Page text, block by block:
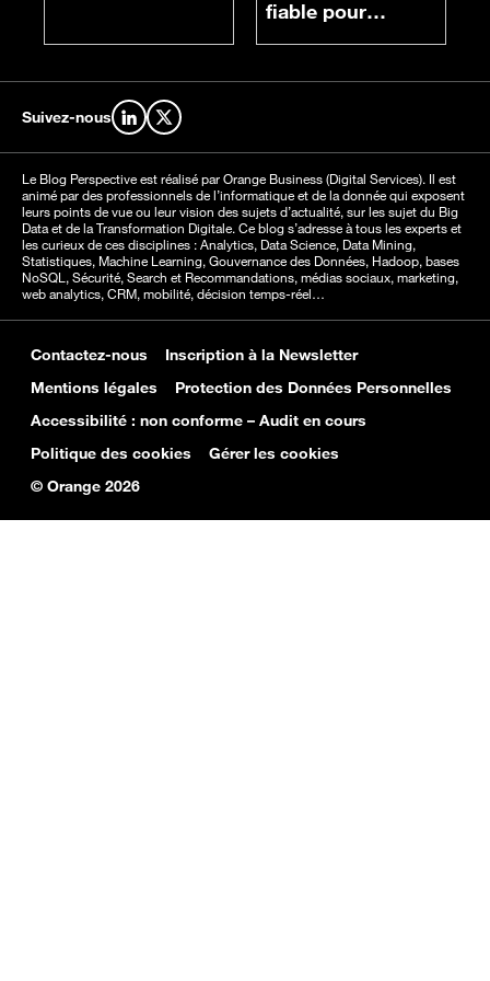
fiable pour
Suivez-nous Retrouvez-nous sur LinkedIn
Retrouvez-nous sur X
Le Blog Perspective est réalisé par Orange Business (Digital Services). Il est
animé par des professionnels de l’informatique et de la donnée qui exposent
leurs points de vue ou leur vision des sujets d’actualité, sur les sujet du Big
Data et de la Transformation Digitale. Ce blog s’adresse à tous les experts et
les curieux de ces disciplines : Analytics, Data Science, Data Mining,
Statistiques, Machine Learning, Gouvernance des Données, Hadoop, bases
NoSQL, Sécurité, Search et Recommandations, médias sociaux, marketing,
web analytics, CRM, mobilité, décision temps-réel…
Contactez-nous
Inscription à la Newsletter
Mentions légales
Protection des Données Personnelles
Accessibilité : non conforme – Audit en cours
Politique des cookies
Gérer les cookies
© Orange 2026